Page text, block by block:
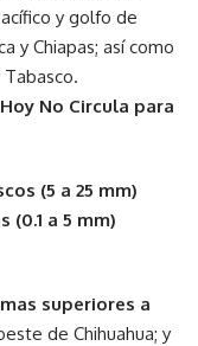
y golfo de
y Chiapas; así como
Tabasco.
No Circula para
(5 a 25 mm)
(0.1 a 5 mm)
superiores a
de Chihuahua; y